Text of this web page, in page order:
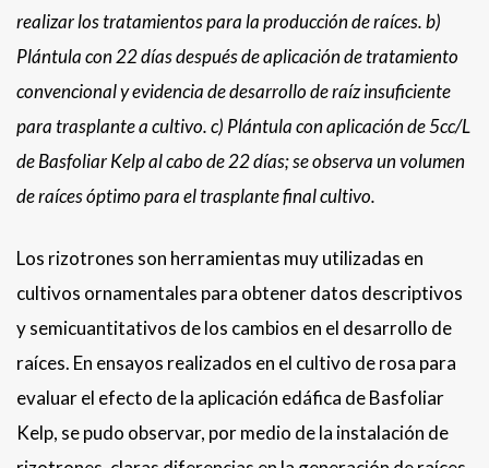
realizar los tratamientos para la producción de raíces. b)
Plántula con 22 días después de aplicación de tratamiento
convencional y evidencia de desarrollo de raíz insuficiente
para trasplante a cultivo. c) Plántula con aplicación de 5cc/L
de Basfoliar Kelp al cabo de 22 días; se observa un volumen
de raíces óptimo para el trasplante final cultivo.
Los rizotrones son herramientas muy utilizadas en
cultivos ornamentales para obtener datos descriptivos
y semicuantitativos de los cambios en el desarrollo de
raíces. En ensayos realizados en el cultivo de rosa para
evaluar el efecto de la aplicación edáfica de Basfoliar
Kelp, se pudo observar, por medio de la instalación de